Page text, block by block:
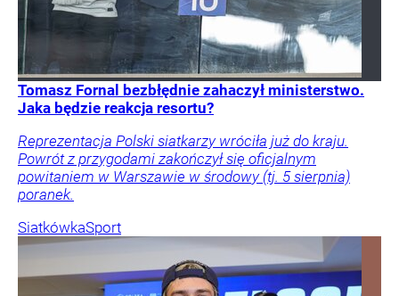
Tomasz Fornal bezbłędnie zahaczył ministerstwo.
Jaka będzie reakcja resortu?
Reprezentacja Polski siatkarzy wróciła już do kraju.
Powrót z przygodami zakończył się oficjalnym
powitaniem w Warszawie w środowy (tj. 5 sierpnia)
poranek.
SiatkówkaSport